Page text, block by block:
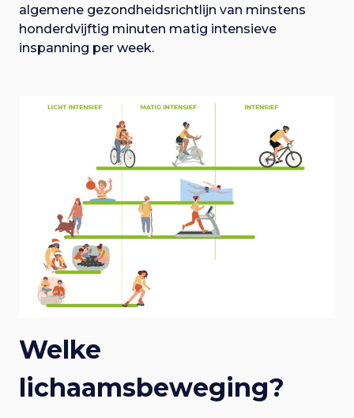
algemene gezondheidsrichtlijn van minstens
honderdvijftig minuten matig intensieve
inspanning per week.
Welke
lichaamsbeweging?